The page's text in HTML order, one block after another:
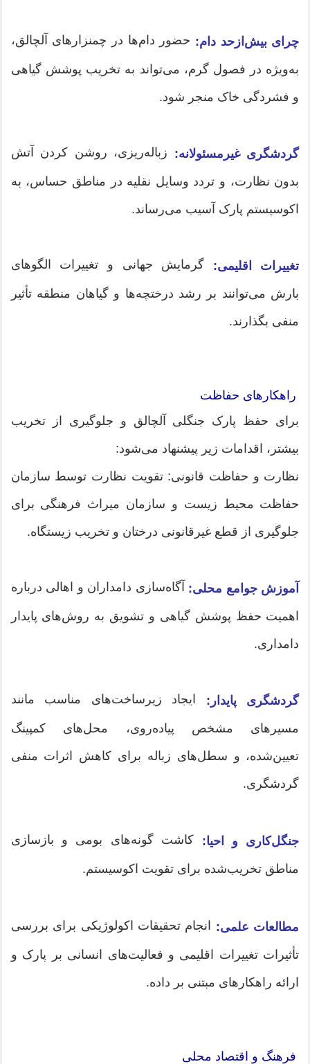
چرای بیش‌ازحد دام: حضور دام‌ها در چمنزارهای آلچالق،
به‌ویژه در فصول گرم، می‌تواند به تخریب پوشش گیاهی
و فشردگی خاک منجر شود.
گردشگری غیرمسئولانه: زباله‌ریزی، روشن کردن آتش
بدون نظارت، و تردد وسایل نقلیه در مناطق حساس، به
اکوسیستم پارک آسیب می‌رساند.
تغییرات اقلیمی: گرمایش جهانی و تغییرات الگوهای
بارش می‌توانند بر رشد درختچه‌ها و گیاهان منطقه تأثیر
منفی بگذارند.
راهکارهای حفاظت
برای حفظ پارک جنگلی آلچالق و جلوگیری از تخریب
بیشتر، اقدامات زیر پیشنهاد می‌شود:
نظارت و حفاظت قانونی: تقویت نظارت توسط سازمان
حفاظت محیط زیست و سازمان میراث فرهنگی برای
جلوگیری از قطع غیرقانونی درختان و تخریب زیستگاه.
آموزش جوامع محلی: آگاه‌سازی دامداران و اهالی درباره
اهمیت حفظ پوشش گیاهی و تشویق به روش‌های پایدار
دامداری.
گردشگری پایدار: ایجاد زیرساخت‌های مناسب مانند
مسیرهای مشخص پیاده‌روی، محل‌های کمپینگ
تعیین‌شده، و سطل‌های زباله برای کاهش اثرات منفی
گردشگری.
جنگل‌کاری و احیا: کاشت گونه‌های بومی و بازسازی
مناطق تخریب‌شده برای تقویت اکوسیستم.
مطالعات علمی: انجام تحقیقات اکولوژیکی برای بررسی
تأثیرات تغییرات اقلیمی و فعالیت‌های انسانی بر پارک و
ارائه راهکارهای مبتنی بر داده.
فرهنگ و اقتصاد محلی